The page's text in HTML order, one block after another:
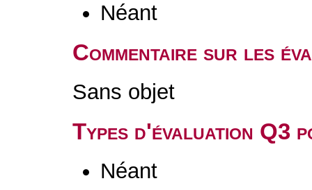
Néant
Commentaire sur les
Sans objet
Types d'évaluation Q3
Néant